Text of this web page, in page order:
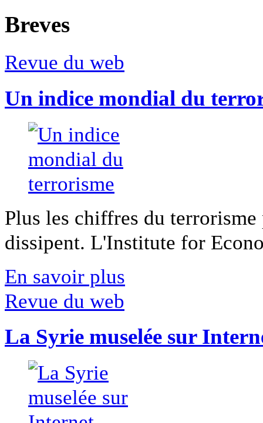
Breves
Revue du web
Un indice mondial du
Plus les chiffres du
dissipent. L'Institute for
En savoir plus
Revue du web
La Syrie muselée sur